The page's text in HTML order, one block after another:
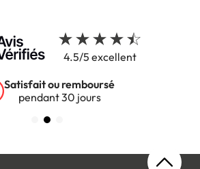
4.5/5 excellent
Garantie 5 ans
sur tous nos produits